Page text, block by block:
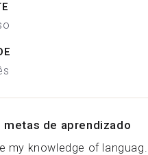
metas de aprendizado
my knowledge of languag...